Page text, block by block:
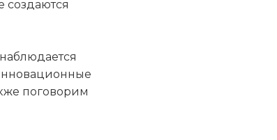
создаются
поговорим